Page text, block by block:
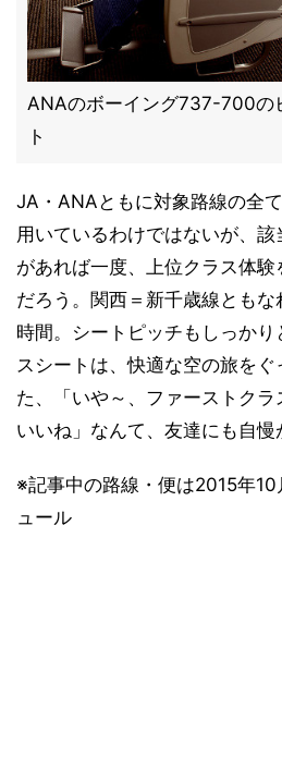
ANAのボーイング737-700の
ト
JA・ANAともに対象路線の全
用いているわけではないが、
があれば一度、上位クラス体
だろう。関西＝新千歳線とも
時間。シートピッチもしっかり
スシートは、快適な空の旅をぐ
た、「いや～、ファーストク
いいね」なんて、友達にも自慢
※記事中の路線・便は2015年
ュール